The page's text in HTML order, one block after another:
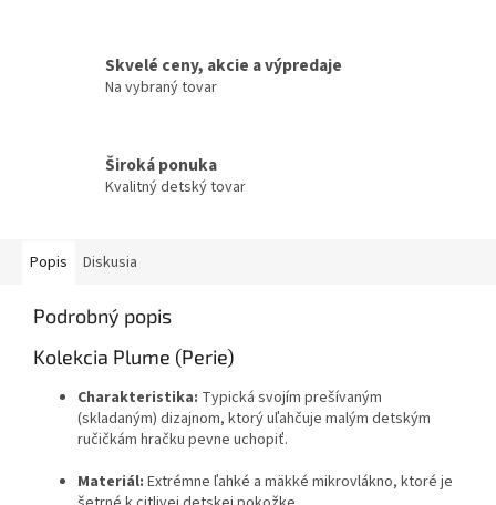
Skvelé ceny, akcie a výpredaje
Na vybraný tovar
Široká ponuka
Kvalitný detský tovar
Popis Diskusia
Podrobný popis
Kolekcia Plume (Perie)
Charakteristika: Typická svojím prešívaným
(skladaným) dizajnom, ktorý uľahčuje malým detským
ručičkám hračku pevne uchopiť.
Materiál: Extrémne ľahké a mäkké mikrovlákno, ktoré je